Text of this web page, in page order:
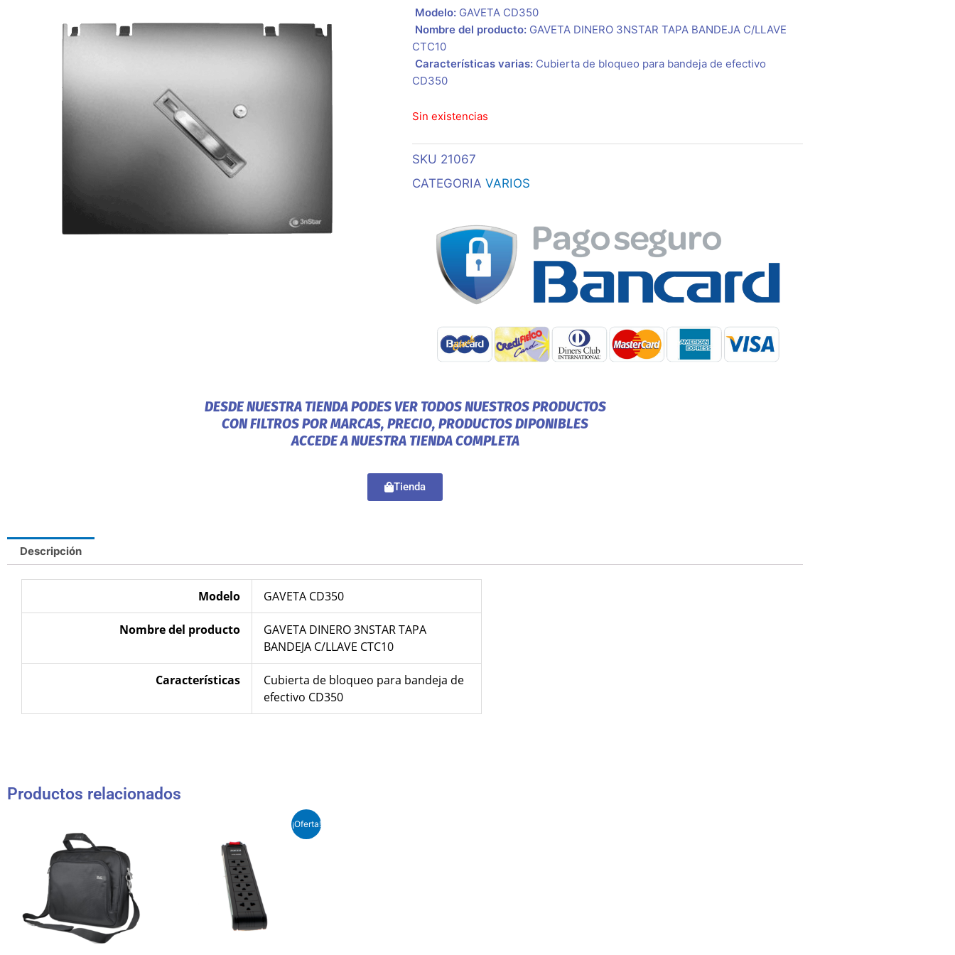
 Modelo: GAVETA CD350
 Nombre del producto: GAVETA DINERO 3NSTAR TAPA BANDEJA C/LLAVE
CTC10
 Características varias: Cubierta de bloqueo para bandeja de efectivo
CD350
Sin existencias
SKU 21067
CATEGORIA VARIOS
DESDE NUESTRA TIENDA PODES VER TODOS NUESTROS PRODUCTOS
CON FILTROS POR MARCAS, PRECIO, PRODUCTOS DIPONIBLES
ACCEDE A NUESTRA TIENDA COMPLETA
Tienda
Descripción
Modelo GAVETA CD350
Nombre del producto
GAVETA DINERO 3NSTAR TAPA
BANDEJA C/LLAVE CTC10
Características
Cubierta de bloqueo para bandeja de
efectivo CD350
Productos relacionados
¡Oferta!
original
era:
₲ 71.000.
El
precio
actual